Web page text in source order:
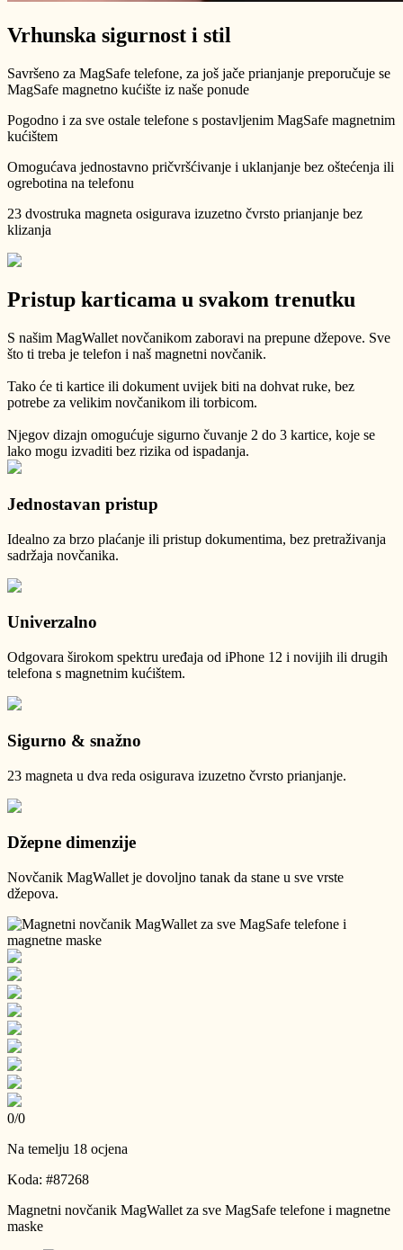
Vrhunska sigurnost i stil
Savršeno za MagSafe telefone, za još jače prianjanje preporučuje se
MagSafe magnetno kućište iz naše ponude
Pogodno i za sve ostale telefone s postavljenim MagSafe magnetnim
kućištem
Omogućava jednostavno pričvršćivanje i uklanjanje bez oštećenja ili
ogrebotina na telefonu
23 dvostruka magneta osigurava izuzetno čvrsto prianjanje bez
klizanja
Pristup karticama u svakom trenutku
S našim MagWallet novčanikom zaboravi na prepune džepove. Sve
što ti treba je telefon i naš magnetni novčanik.
Tako će ti kartice ili dokument uvijek biti na dohvat ruke, bez
potrebe za velikim novčanikom ili torbicom.
Njegov dizajn omogućuje sigurno čuvanje 2 do 3 kartice, koje se
lako mogu izvaditi bez rizika od ispadanja.
Jednostavan pristup
Idealno za brzo plaćanje ili pristup dokumentima, bez pretraživanja
sadržaja novčanika.
Univerzalno
Odgovara širokom spektru uređaja od iPhone 12 i novijih ili drugih
telefona s magnetnim kućištem.
Sigurno & snažno
23 magneta u dva reda osigurava izuzetno čvrsto prianjanje.
Džepne dimenzije
Novčanik MagWallet je dovoljno tanak da stane u sve vrste
džepova.
0/0
Na temelju 18 ocjena
Koda: #87268
Magnetni novčanik MagWallet za sve MagSafe telefone i magnetne
maske